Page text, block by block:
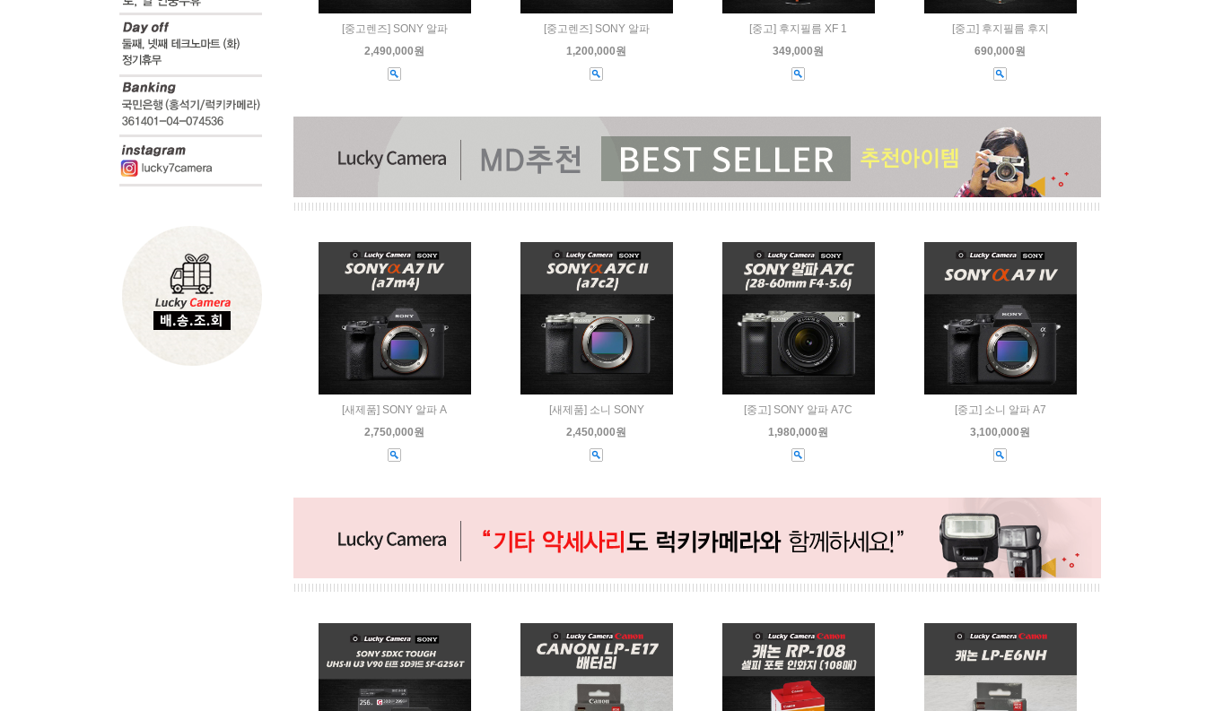
[중고렌즈] SONY 알파
2,490,000원
[중고렌즈] SONY 알파
1,200,000원
[중고] 후지필름 XF 1
349,000원
[중고] 후지필름 후지
690,000원
[새제품] SONY 알파 A
2,750,000원
[새제품] 소니 SONY
2,450,000원
[중고] SONY 알파 A7C
1,980,000원
[중고] 소니 알파 A7
3,100,000원